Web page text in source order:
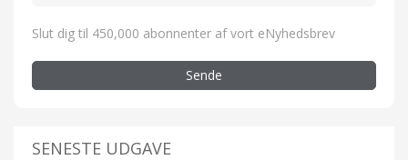
Slut dig til 450,000 abonnenter af vort eNyhedsbrev
Sende
SENESTE UDGAVE